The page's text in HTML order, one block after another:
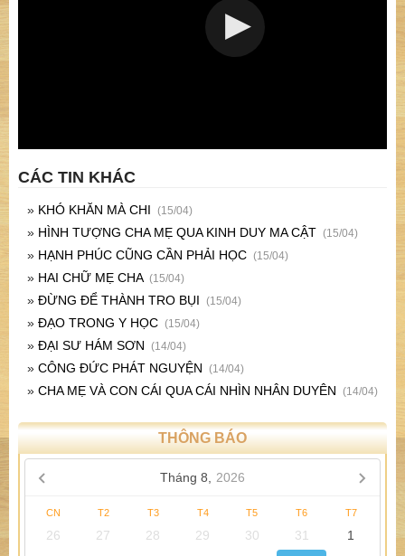
CÁC TIN KHÁC
» KHÓ KHĂN MÀ CHI (15/04)
» HÌNH TƯỢNG CHA MẸ QUA KINH DUY MA CẬT (15/04)
» HẠNH PHÚC CŨNG CẦN PHẢI HỌC (15/04)
» HAI CHỮ MẸ CHA (15/04)
» ĐỪNG ĐỂ THÀNH TRO BỤI (15/04)
» ĐẠO TRONG Y HỌC (15/04)
» ĐẠI SƯ HÁM SƠN (14/04)
» CÔNG ĐỨC PHÁT NGUYỆN (14/04)
» CHA MẸ VÀ CON CÁI QUA CÁI NHÌN NHÂN DUYÊN (14/04)
THÔNG BÁO
Tháng 8, 2026
CN T2 T3 T4 T5 T6 T7
26 27 28 29 30 31
1